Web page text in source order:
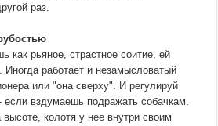
раз.
как рьяное, страстное соитие, ей
Иногда работает и незамысловатый
или "она сверху". И регулируй
если вздумаешь подражать собачкам,
колотя у нее внутри своим